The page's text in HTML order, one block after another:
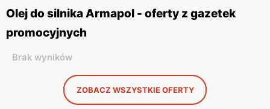
Olej do silnika Armapol - oferty z gazetek
promocyjnych
Brak wyników
ZOBACZ WSZYSTKIE OFERTY